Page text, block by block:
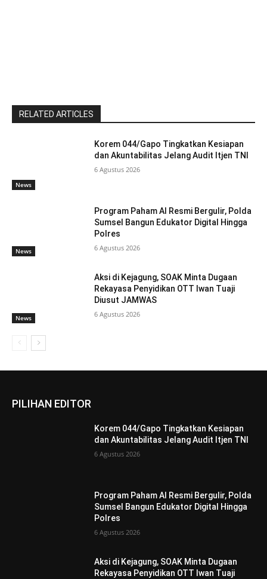
RELATED ARTICLES
News
Korem 044/Gapo Tingkatkan Kesiapan
dan Akuntabilitas Jelang Audit Itjen TNI
6 Agustus 2026
News
Program Paham AI Resmi Bergulir, Polda
Sumsel Bangun Edukator Digital Hingga
Polres
6 Agustus 2026
News
Aksi di Kejagung, SOAK Minta Dugaan
Rekayasa Penyidikan OTT Iwan Tuaji
Diusut JAMWAS
6 Agustus 2026
PILIHAN EDITOR
Korem 044/Gapo Tingkatkan Kesiapan
dan Akuntabilitas Jelang Audit Itjen TNI
6 Agustus 2026
Program Paham AI Resmi Bergulir, Polda
Sumsel Bangun Edukator Digital Hingga
Polres
6 Agustus 2026
Aksi di Kejagung, SOAK Minta Dugaan
Rekayasa Penyidikan OTT Iwan Tuaji